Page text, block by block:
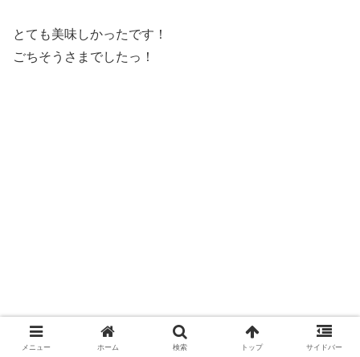
とても美味しかったです！
ごちそうさまでしたっ！
メニュー ホーム 検索 トップ サイドバー